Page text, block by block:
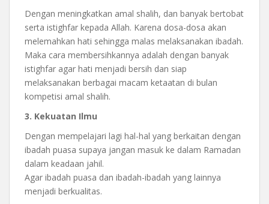
Dengan meningkatkan amal shalih, dan banyak bertobat
serta istighfar kepada Allah. Karena dosa-dosa akan
melemahkan hati sehingga malas melaksanakan ibadah.
Maka cara membersihkannya adalah dengan banyak
istighfar agar hati menjadi bersih dan siap
melaksanakan berbagai macam ketaatan di bulan
kompetisi amal shalih.
3. Kekuatan Ilmu
Dengan mempelajari lagi hal-hal yang berkaitan dengan
ibadah puasa supaya jangan masuk ke dalam Ramadan
dalam keadaan jahil.
Agar ibadah puasa dan ibadah-ibadah yang lainnya
menjadi berkualitas.